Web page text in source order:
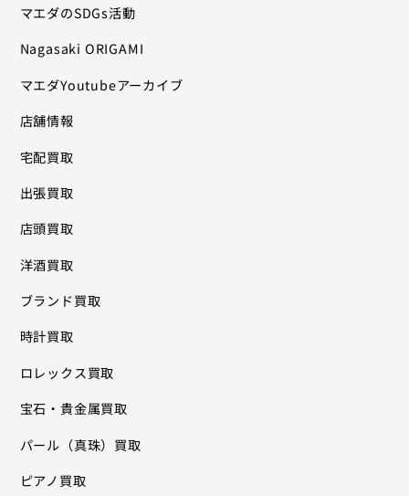
マエダのSDGs活動
Nagasaki ORIGAMI
マエダYoutubeアーカイブ
店舗情報
宅配買取
出張買取
店頭買取
洋酒買取
ブランド買取
時計買取
ロレックス買取
宝石・貴金属買取
パール（真珠）買取
ピアノ買取